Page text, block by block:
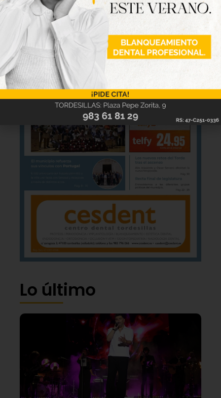
Lo último